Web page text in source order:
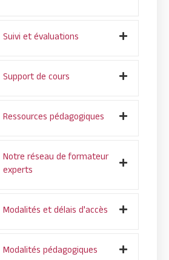
Suivi et évaluations
Support de cours
Ressources pédagogiques
Notre réseau de formateur
experts
Modalités et délais d'accès
Modalités pédagogiques